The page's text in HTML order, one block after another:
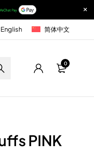
English 简体中文
0
PINK